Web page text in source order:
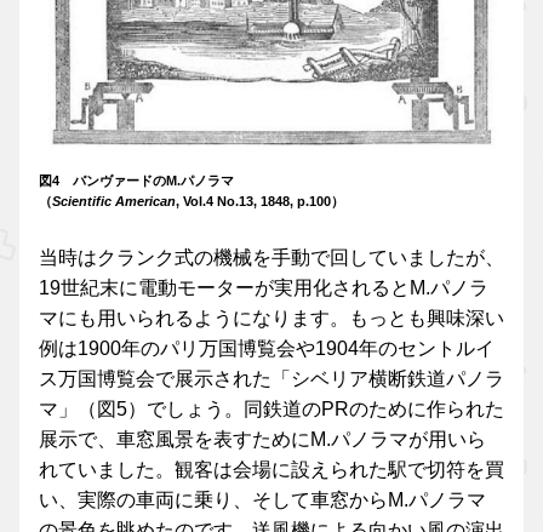
図4 バンヴァードのM.パノラマ
（Scientific American, Vol.4 No.13, 1848, p.100）
当時はクランク式の機械を手動で回していましたが、
19世紀末に電動モーターが実用化されるとM.パノラ
マにも用いられるようになります。もっとも興味深い
例は1900年のパリ万国博覧会や1904年のセントルイ
ス万国博覧会で展示された「シベリア横断鉄道パノラ
マ」（図5）でしょう。同鉄道のPRのために作られた
展示で、車窓風景を表すためにM.パノラマが用いら
れていました。観客は会場に設えられた駅で切符を買
い、実際の車両に乗り、そして車窓からM.パノラマ